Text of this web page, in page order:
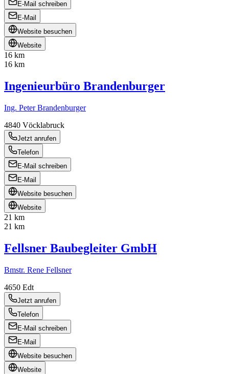
E-Mail schreiben
E-Mail
Website besuchen
Website
16 km
16 km
Ingenieurbüro Brandenburger
Ing. Peter Brandenburger
4840 Vöcklabruck
Jetzt anrufen
Telefon
E-Mail schreiben
E-Mail
Website besuchen
Website
21 km
21 km
Fellsner Baubegleiter GmbH
Bmstr. Rene Fellsner
4650 Edt
Jetzt anrufen
Telefon
E-Mail schreiben
E-Mail
Website besuchen
Website